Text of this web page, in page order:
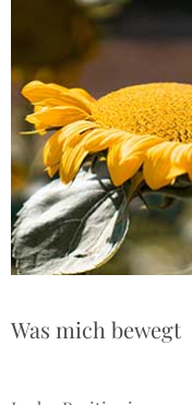
Was mich bewegt